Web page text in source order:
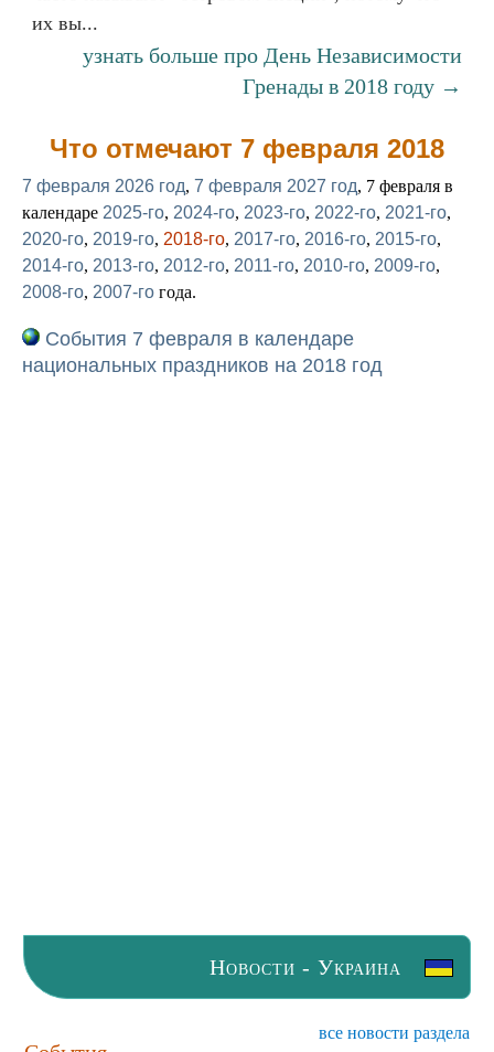
их вы...
узнать больше про День Независимости
Гренады в 2018 году →
Что отмечают 7 февраля 2018
7 февраля 2026 год, 7 февраля 2027 год, 7 февраля в
календаре 2025-го, 2024-го, 2023-го, 2022-го, 2021-го,
2020-го, 2019-го, 2018-го, 2017-го, 2016-го, 2015-го,
2014-го, 2013-го, 2012-го, 2011-го, 2010-го, 2009-го,
2008-го, 2007-го года.
События 7 февраля в календаре
национальных праздников на 2018 год
Новости - Украина
все новости раздела